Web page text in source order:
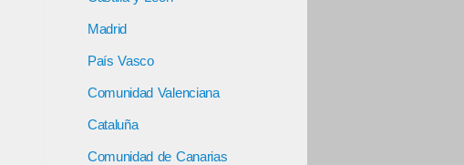
Madrid
País Vasco
Comunidad Valenciana
Cataluña
Comunidad de Canarias